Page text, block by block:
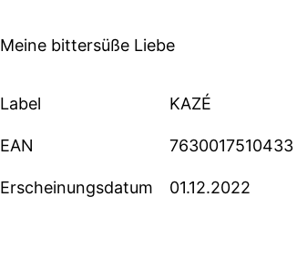
Meine bittersüße Liebe
Label KAZÉ
EAN 7630017510433
Erscheinungsdatum 01.12.2022